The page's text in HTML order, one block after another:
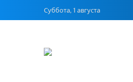
Суббота, 1 августа